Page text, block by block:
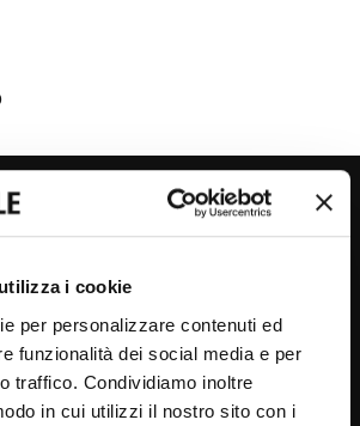
i cookie
per personalizzare contenuti ed
funzionalità dei social media e per
traffico. Condividiamo inoltre
in cui utilizzi il nostro sito con i